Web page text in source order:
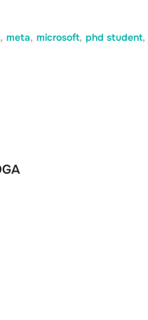
, meta, microsoft, phd student,